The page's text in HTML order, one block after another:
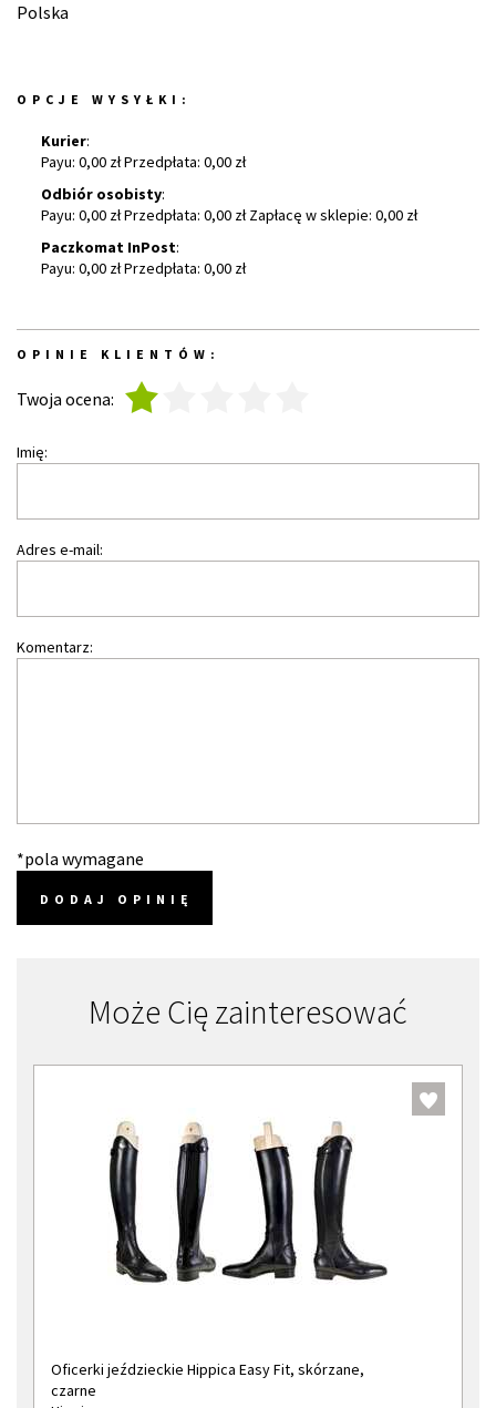
Polska
OPCJE WYSYŁKI:
Kurier:
Payu: 0,00 zł Przedpłata: 0,00 zł
Odbiór osobisty:
Payu: 0,00 zł Przedpłata: 0,00 zł Zapłacę w sklepie: 0,00 zł
Paczkomat InPost:
Payu: 0,00 zł Przedpłata: 0,00 zł
OPINIE KLIENTÓW:
Twoja ocena:
Imię:
Adres e-mail:
Komentarz:
*pola wymagane
DODAJ OPINIĘ
Może Cię zainteresować
Oficerki jeździeckie Hippica Easy Fit, skórzane,
czarne